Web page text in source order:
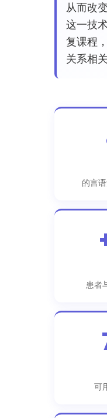
从而改
这一技
复课程
关系相
的言
患者
可